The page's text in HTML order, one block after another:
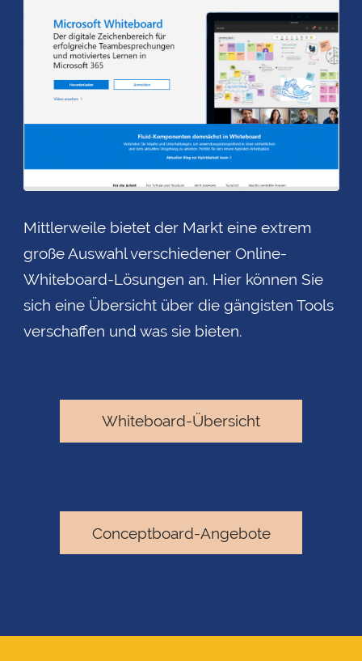
Mittlerweile bietet der Markt eine extrem
große Auswahl verschiedener Online-
Whiteboard-Lösungen an. Hier können Sie
sich eine Übersicht über die gängisten Tools
verschaffen und was sie bieten.
Whiteboard-Übersicht
Conceptboard-Angebote